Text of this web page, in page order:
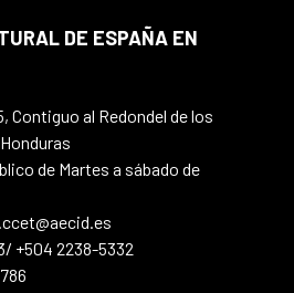
DE ESPAÑA EN
Contiguo al Redondel de los
de Martes a sábado de
+504 2238-5332